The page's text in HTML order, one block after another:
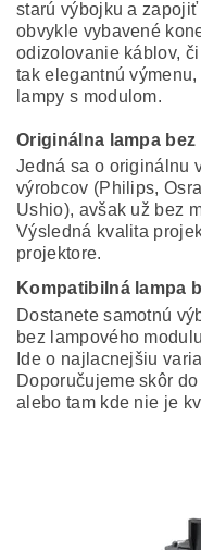
starú výbojku a
obvykle vybavené
odizolovanie káblov,
tak elegantnú
lampy s modulom.
Originálna lampa bez
Jedná sa o originálnu
výrobcov (Philips,
Ushio), avšak už bez
Výsledná kvalita
projektore.
Kompatibilná lampa
Dostanete samotnú
bez lampového
Ide o najlacnejšiu
Doporučujeme skôr
alebo tam kde nie je